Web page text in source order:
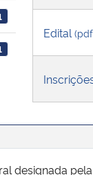
Edital
designada